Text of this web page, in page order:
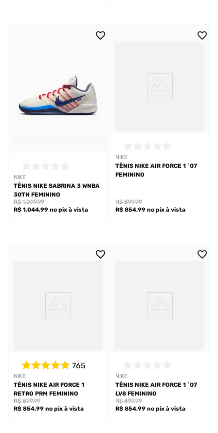
NIKE
TÊNIS NIKE SABRINA 3 WNBA
30TH FEMININO
R$ 1.044,99 no pix à vista
R$ 1.099,99
NIKE
TÊNIS NIKE AIR FORCE 1 ´07
FEMININO
R$ 854,99 no pix à vista
R$ 899,99
NIKE
765
TÊNIS NIKE AIR FORCE 1
RETRO PRM FEMININO
R$ 854,99 no pix à vista
R$ 899,99
NIKE
TÊNIS NIKE AIR FORCE 1 ´07
LV8 FEMININO
R$ 854,99 no pix à vista
R$ 899,99